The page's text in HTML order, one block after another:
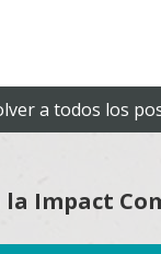
a todos los
la Impact